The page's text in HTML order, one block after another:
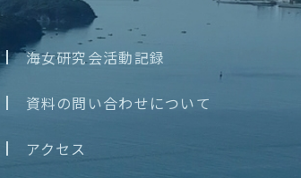
海女研究会活動記録
資料の問い合わせについて
アクセス